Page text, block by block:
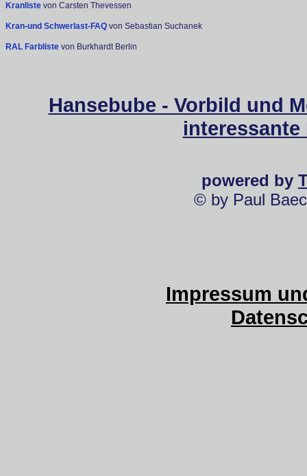
Kranliste von Carsten Thevessen
Kran-und Schwerlast-FAQ von Sebastian Suchanek
RAL Farbliste von Burkhardt Berlin
Hansebube - Vorbild und
powered by
© by Paul
Impressum